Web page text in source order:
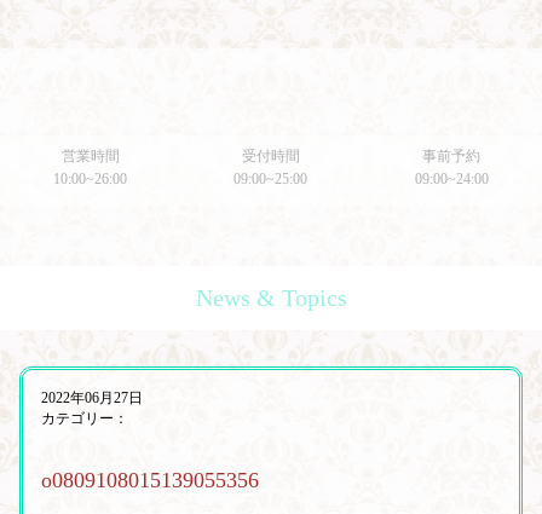
営業時間
10:00~26:00
受付時間
09:00~25:00
事前予約
09:00~24:00
News & Topics
2022年06月27日
カテゴリー：
o0809108015139055356